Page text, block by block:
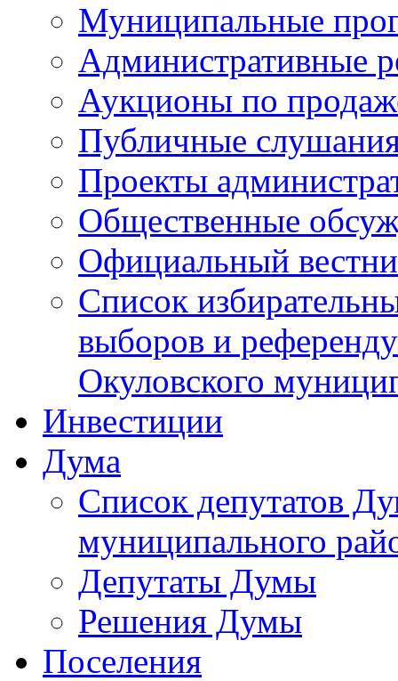
Муниципальные
Административные
Аукционы по
Публичные
Проекты
Общественные
Официальный
Список
выборов и
Окуловского
Инвестиции
Дума
Список депутатов
муниципального
Депутаты Думы
Решения Думы
Поселения